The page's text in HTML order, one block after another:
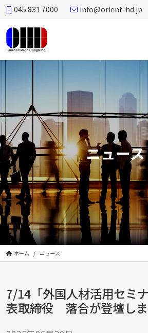
045 831 7000 info@orient-hd.jp
オ
ヒ
ュ
ー
マ
ン
デ
ザ
イ
ン
株
式
会
|
Orient
Human
Design
ニュース
ホーム ニュース
7/14「外国人材活用セミ
表取締役 落合が登壇し